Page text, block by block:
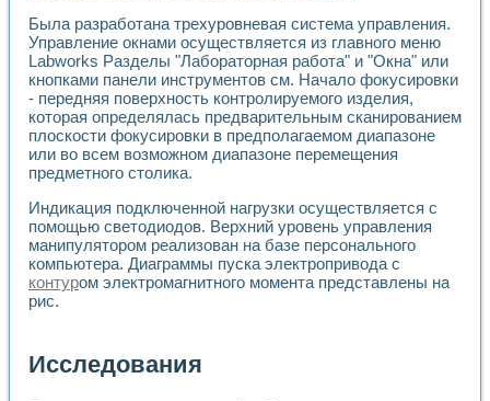
Была разработана трехуровневая система управления.
Управление окнами осуществляется из главного меню
Labworks Разделы "Лабораторная работа" и "Окна" или
кнопками панели инструментов см. Начало фокусировки
- передняя поверхность контролируемого изделия,
которая определялась предварительным сканированием
плоскости фокусировки в предполагаемом диапазоне
или во всем возможном диапазоне перемещения
предметного столика.
Индикация подключенной нагрузки осуществляется с
помощью светодиодов. Верхний уровень управления
манипулятором реализован на базе персонального
компьютера. Диаграммы пуска электропривода с
контуром электромагнитного момента представлены на
рис.
Исследования